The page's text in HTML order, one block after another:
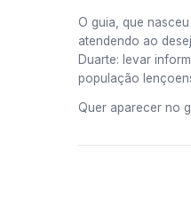
O guia, que
atendendo ao
Duarte: levar
população
Quer aparecer no